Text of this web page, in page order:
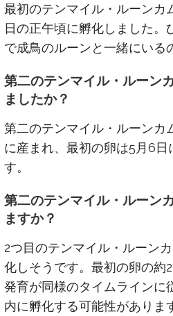
最初のテンマイル・ルーンカ
日の正午頃に孵化しました。
で成鳥のルーンと一緒にいる
第二のテンマイル・ルーン
ましたか？
第二のテンマイル・ルーンカ
に産まれ、最初の卵は5月6日
す。
第二のテンマイル・ルーン
ますか？
2つ目のテンマイル・ルーン
化しそうです。最初の卵の約
発育が同様のタイムラインに
内に孵化する可能性がありま